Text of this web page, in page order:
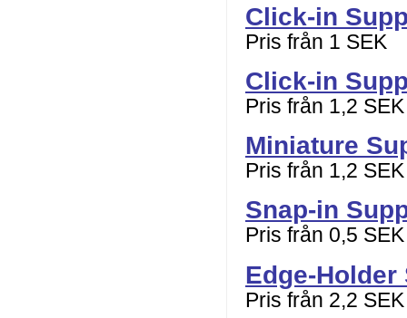
Click-in
Pris från 1 SEK
Click-in
Pris från 1,2 SEK
Miniature
Pris från 1,2 SEK
Snap-in
Pris från 0,5 SEK
Edge-
Pris från 2,2 SEK